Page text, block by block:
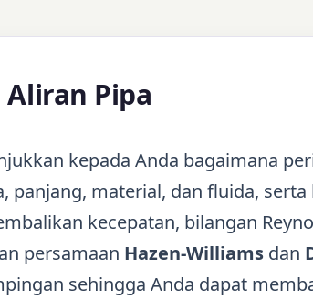
Pipa
kepada Anda bagaimana
panjang, material, dan fluida,
kecepatan, bilangan
persamaan Hazen-Williams dan
sehingga Anda dapat